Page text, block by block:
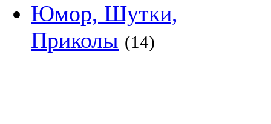
Юмор, Шутки,
Приколы (14)